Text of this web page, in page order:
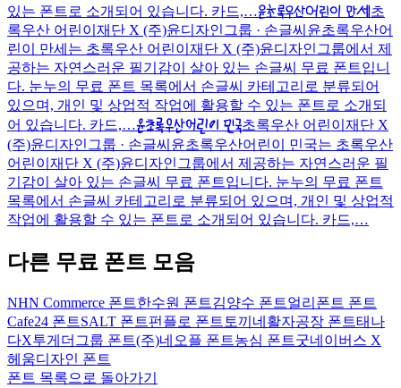
있는 폰트로 소개되어 있습니다. 카드,…윤초록우산어린이 만세초
록우산 어린이재단 X (주)윤디자인그룹 · 손글씨 윤초록우산어
린이 만세는 초록우산 어린이재단 X (주)윤디자인그룹에서 제
공하는 자연스러운 필기감이 살아 있는 손글씨 무료 폰트입니
다. 눈누의 무료 폰트 목록에서 손글씨 카테고리로 분류되어
있으며, 개인 및 상업적 작업에 활용할 수 있는 폰트로 소개되
어 있습니다. 카드,…윤초록우산어린이 민국초록우산 어린이재단 X
(주)윤디자인그룹 · 손글씨 윤초록우산어린이 민국는 초록우산
어린이재단 X (주)윤디자인그룹에서 제공하는 자연스러운 필
기감이 살아 있는 손글씨 무료 폰트입니다. 눈누의 무료 폰트
목록에서 손글씨 카테고리로 분류되어 있으며, 개인 및 상업적
작업에 활용할 수 있는 폰트로 소개되어 있습니다. 카드,…
다른 무료 폰트 모음
NHN Commerce 폰트한수원 폰트김양수 폰트얼리폰트 폰트
Cafe24 폰트SALT 폰트펀플로 폰트 토끼네활자공장 폰트태나
다X투게더그룹 폰트(주)네오플 폰트농심 폰트굿네이버스 X
헤움디자인 폰트
폰트 목록으로 돌아가기